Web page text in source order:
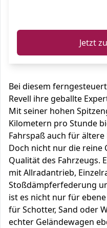
Jetzt
Bei diesem
Revell ihre geballte
Mit seiner hohen
Kilometern pro Stunde
Fahrspaß auch für
Doch nicht nur die reine
Qualität des Fahrzeugs.
mit Allradantrieb,
Stoßdämpferfederung
ist es nicht nur für
für Schotter, Sand oder
echter Geländewagen